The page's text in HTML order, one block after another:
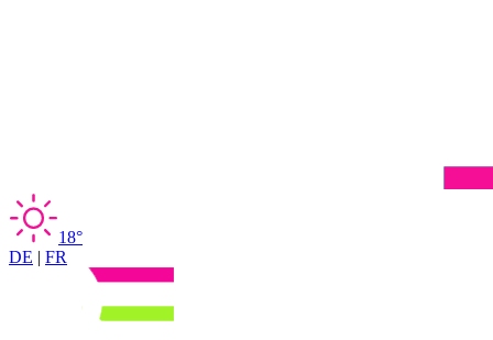
18°
DE | FR